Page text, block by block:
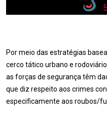
Por meio das estratégias
cerco tático urbano e
as forças de segurança têm
que diz respeito aos crimes
especificamente aos roubos/